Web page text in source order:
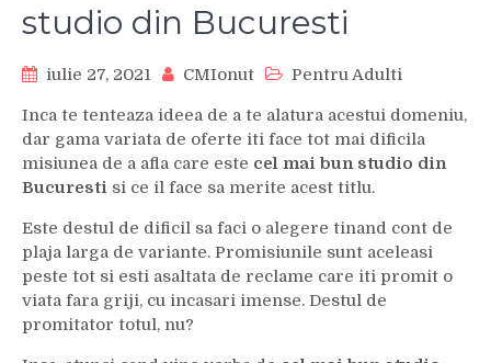
studio din Bucuresti
iulie 27, 2021 CMIonut Pentru Adulti
Inca te tenteaza ideea de a te alatura acestui domeniu,
dar gama variata de oferte iti face tot mai dificila
misiunea de a afla care este cel mai bun studio din
Bucuresti si ce il face sa merite acest titlu.
Este destul de dificil sa faci o alegere tinand cont de
plaja larga de variante. Promisiunile sunt aceleasi
peste tot si esti asaltata de reclame care iti promit o
viata fara griji, cu incasari imense. Destul de
promitator totul, nu?